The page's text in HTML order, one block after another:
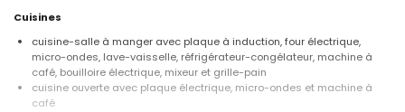
Cuisines
cuisine-salle à manger avec plaque à induction, four électrique,
micro-ondes, lave-vaisselle, réfrigérateur-congélateur, machine à
café, bouilloire électrique, mixeur et grille-pain
cuisine ouverte avec plaque électrique, micro-ondes et machine à
café